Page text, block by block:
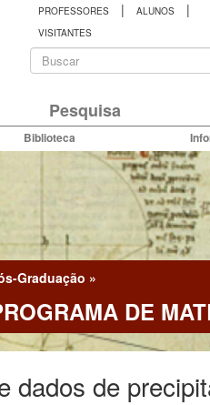
PROFESSORES | ALUNOS |
VISITANTES
Formulário
busca
Pesquisa
Biblioteca
Graduação »
DE
dados de